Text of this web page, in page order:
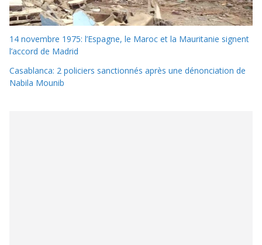
14 novembre 1975: l’Espagne, le Maroc et la Mauritanie signent
l’accord de Madrid
Casablanca: 2 policiers sanctionnés après une dénonciation de
Nabila Mounib